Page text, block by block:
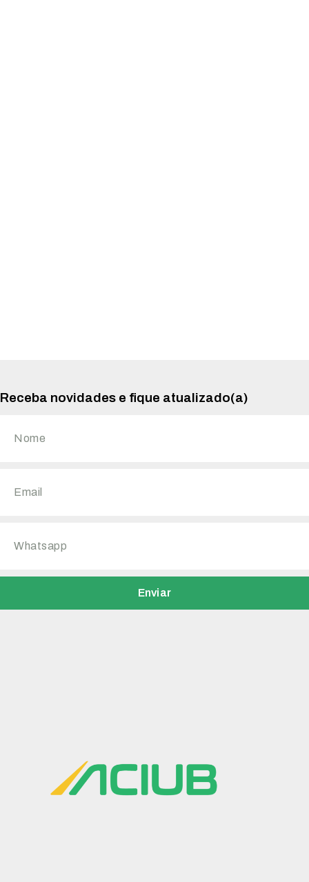
Receba novidades e fique atualizado(a)
Enviar